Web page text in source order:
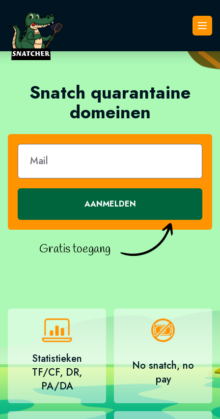
Snatcher
Snatch quarantaine
domeinen
AANMELDEN
Gratis toegang
Statistieken
TF/CF, DR,
PA/DA
No snatch, no
pay